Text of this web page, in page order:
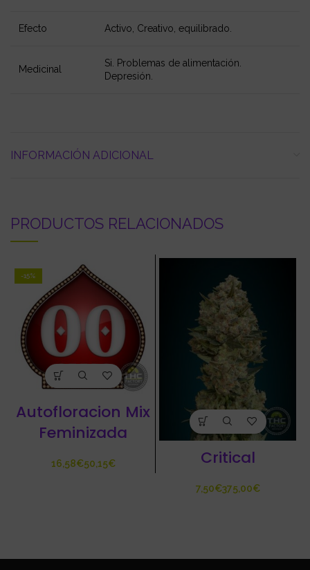
Efecto Activo, Creativo, equilibrado.
Medicinal
Si. Problemas de alimentación.
Depresión.
INFORMACIÓN ADICIONAL
PRODUCTOS RELACIONADOS
-15%
Autofloracion Mix
Feminizada
€ € Critical
€ €